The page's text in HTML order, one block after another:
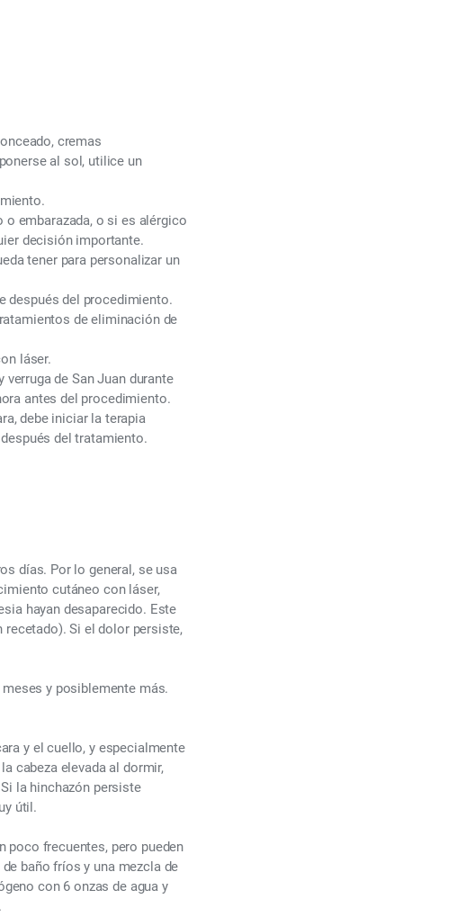
cremas
al sol, utilice un
embarazada, o si es alérgico
decisión importante.
tener para personalizar un
después del procedimiento.
de eliminación de
láser.
de San Juan durante
antes del procedimiento.
debe iniciar la terapia
del tratamiento.
días. Por lo general, se usa
cutáneo con láser,
hayan desaparecido. Este
recetado). Si el dolor persiste,
y posiblemente más.
y el cuello, y especialmente
cabeza elevada al dormir,
la hinchazón persiste
útil.
poco frecuentes, pero pueden
baño fríos y una mezcla de
con 6 onzas de agua y